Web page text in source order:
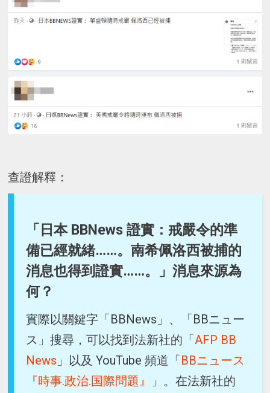
查證解釋：
「日本 BBNews 證實：戒嚴令的準
備已經就緒……。南希佩洛西被捕的
消息也得到證實……。」消息來源為
何？
實際以關鍵字「BBNews」、「BBニュー
ス」搜尋，可以找到法新社的「AFP BB
News 」以及 YouTube 頻道「BBニュース
『時事.政治.国際問題』
」。在法新社的